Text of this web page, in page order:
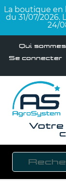
La boutique en
du 31/07/2026.
24/
Qui
Se connecter
Votre